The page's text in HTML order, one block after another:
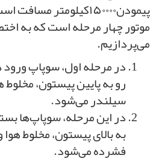
پیمودن۱۵۰۰۰۰کیلومتر
موتور چهار مرحله است که به
می‌پردازیم.
در مرحله اول، سوپاپ
رو به پایین پیستون،
سیلندر می‌شود.
در این مرحله، سوپاپ‌ها
به بالای پیستون، مخلوط
فشرده می‌شود.